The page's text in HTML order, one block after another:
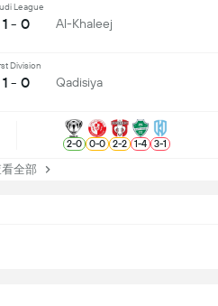
League
1 - 0 Al-Khaleej
Division
1 - 0 Qadisiya
2-0 0-0 2-2 1-4 3-1
全部